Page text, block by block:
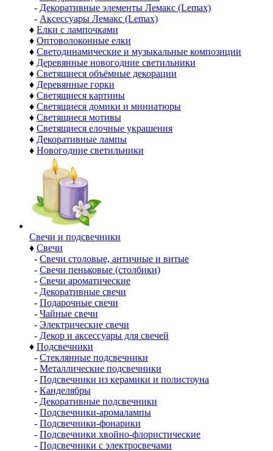
- Декоративные элементы Лемакс (Lemax)
- Аксессуары Лемакс (Lemax)
♦ Елки с лампочками
♦ Оптоволоконные елки
♦ Светодинамические и музыкальные композиции
♦ Деревянные новогодние светильники
♦ Светящиеся объёмные декорации
♦ Деревянные горки
♦ Светящиеся картины
♦ Светящиеся домики и миниатюры
♦ Светящиеся мотивы
♦ Светящиеся елочные украшения
♦ Декоративные лампы
♦ Новогодние светильники
Свечи и подсвечники
♦ Свечи
- Свечи столовые, античные и витые
- Свечи пеньковые (столбики)
- Свечи ароматические
- Декоративные свечи
- Подарочные свечи
- Чайные свечи
- Электрические свечи
- Декор и аксессуары для свечей
♦ Подсвечники
- Стеклянные подсвечники
- Металлические подсвечники
- Подсвечники из керамики и полистоуна
- Канделябры
- Декоративные подсвечники
- Подсвечники-аромалампы
- Подсвечники-фонарики
- Подсвечники хвойно-флористические
- Подсвечники с электросвечами